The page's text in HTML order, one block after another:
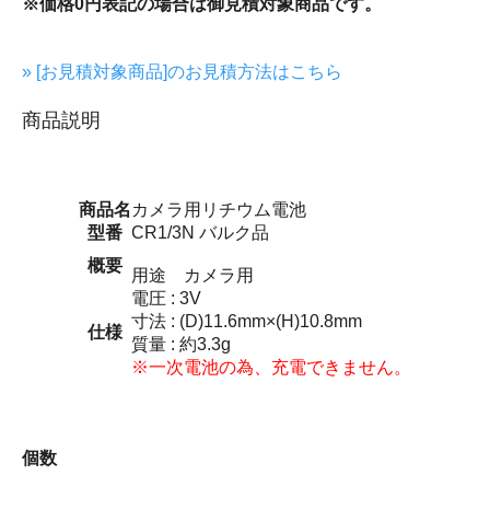
» [お見積対象商品]のお見積方法はこちら
商品説明
商品名 カメラ用リチウム電池
型番 CR1/3N バルク品
概要
用途 カメラ用
仕様
電圧 : 3V
寸法 : (D)11.6mm×(H)10.8mm
質量 : 約3.3g
※一次電池の為、充電できません。
個数